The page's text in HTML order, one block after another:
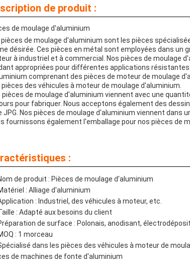
de produit :
de moulage d'aluminium
pièces de moulage d'aluminium sont les pièces
désirée. Ces pièces en métal sont employées dans un
à industriel et à commercial. Nos pièces de moulage
appropriées pour différentes applications
comprenant des pièces de moteur de moulage
pièces des véhicules à moteur de moulage d'aluminium.
pièces de moulage d'aluminium viennent avec une
pour fabriquer. Nous acceptons également des
JPG. Nos pièces de moulage d'aluminium viennent dans
fournissons également l'emballage pour nos pièces de
:
de produit : Pièces de moulage d'aluminium
: Alliage d'aluminium
: Industriel, des véhicules à moteur, etc.
: Adapté aux besoins du client
de surface : Polonais, anodisant,
: 1 morceau
dans les pièces des véhicules à moteur de
de machines de fonte d'aluminium